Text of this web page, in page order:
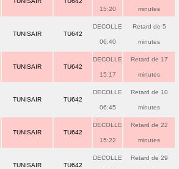
15:20 minutes
TUNISAIR TU642
DECOLLE
06:40
Retard de 5
minutes
TUNISAIR TU642
DECOLLE
15:17
Retard de 17
minutes
TUNISAIR TU642
DECOLLE
06:45
Retard de 10
minutes
TUNISAIR TU642
DECOLLE
15:22
Retard de 22
minutes
TUNISAIR TU642
DECOLLE Retard de 29